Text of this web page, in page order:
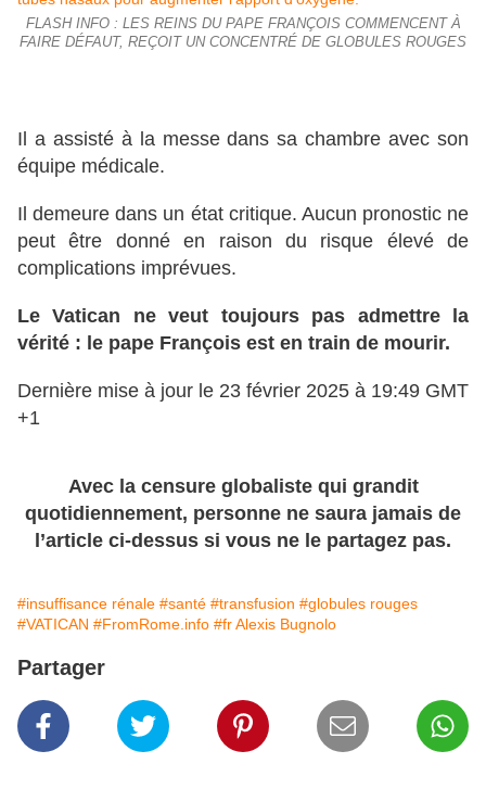
FLASH INFO : LES REINS DU PAPE FRANÇOIS COMMENCENT À
FAIRE DÉFAUT, REÇOIT UN CONCENTRÉ DE GLOBULES ROUGES
Il a assisté à la messe dans sa chambre avec son
équipe médicale.
Il demeure dans un état critique. Aucun pronostic ne
peut être donné en raison du risque élevé de
complications imprévues.
Le Vatican ne veut toujours pas admettre la
vérité : le pape François est en train de mourir.
Dernière mise à jour le 23 février 2025 à 19:49 GMT
+1
Avec la censure globaliste qui grandit
quotidiennement, personne ne saura jamais de
l’article ci-dessus si vous ne le partagez pas.
#insuffisance rénale #santé #transfusion #globules rouges
#VATICAN #FromRome.info #fr Alexis Bugnolo
Partager